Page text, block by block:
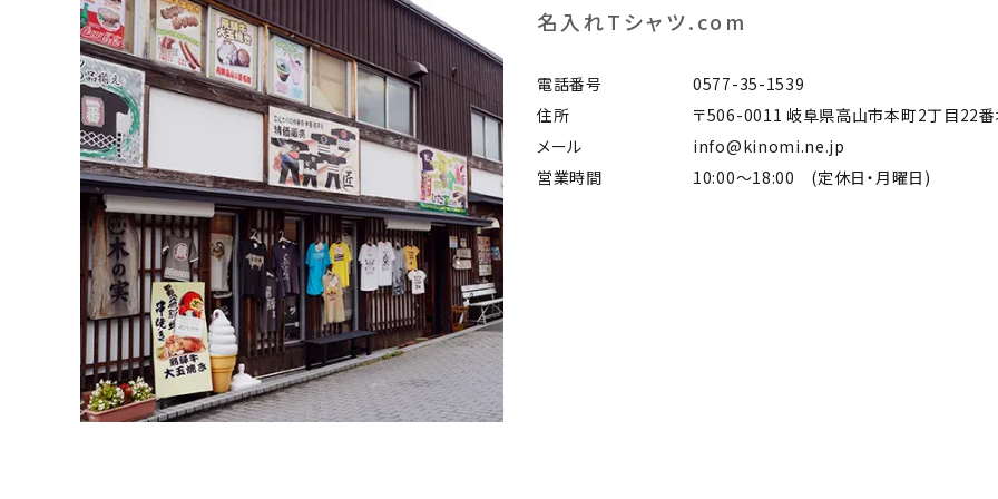
名入れTシャツ.com
電話番号
0577-35-1539
住所
〒506-0011 岐阜県高山市本町2丁目22
メール
info@kinomi.ne.jp
営業時間
10:00～18:00 (定休日・月曜日)